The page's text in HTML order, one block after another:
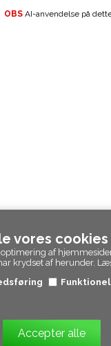
vores
af
krydset af herunder.
OBSAI-anvendelse på